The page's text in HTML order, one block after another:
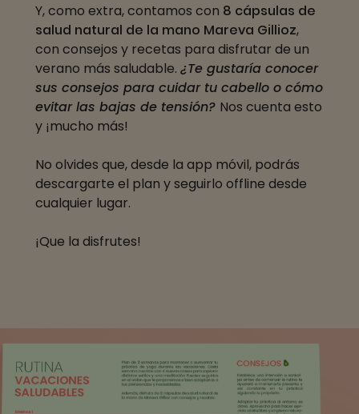
Y, como extra, contamos con 8 cápsulas de
salud natural de la mano Mareva Gillioz,
con consejos y recetas para disfrutar de un
verano más saludable. ¿Te gustaría conocer
sus consejos para cuidar tu cabello o cómo
evitar las bajas de tensión? Nos cuenta esto
y ¡mucho más!
No olvides que, desde la app móvil, podrás
descargarte el plan y seguirlo offline desde
cualquier lugar.
¡Que la disfrutes!